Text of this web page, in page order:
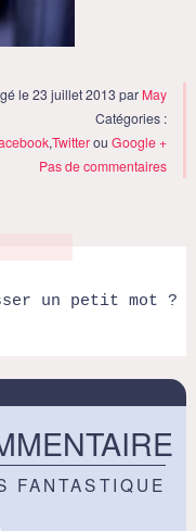
le 23 juillet 2013 par May
Catégories :
,TwitterouGoogle +
Pas de commentaires
un petit mot ?
FANTASTIQUE